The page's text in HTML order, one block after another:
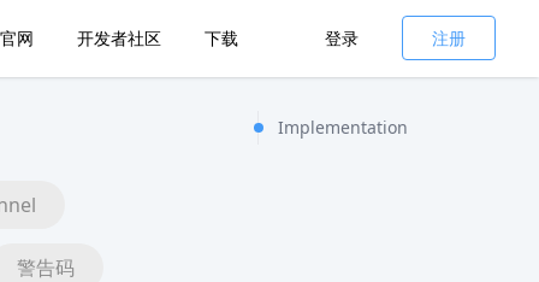
官网 开发者社区 下载 登录 注册
警告码
Implementation